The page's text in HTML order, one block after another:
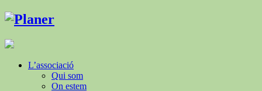
L’associació
Qui som
On estem